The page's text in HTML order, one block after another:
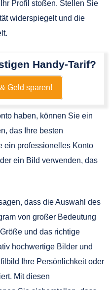
Profil stoßen. Stellen Sie
widerspiegelt und die
Handy-Tarif?
Geld sparen!
haben, können Sie ein
das Ihre besten
ein professionelles Konto
ein Bild verwenden, das
dass die Auswahl des
von großer Bedeutung
und das richtige
hochwertige Bilder und
Ihre Persönlichkeit oder
Mit diesen